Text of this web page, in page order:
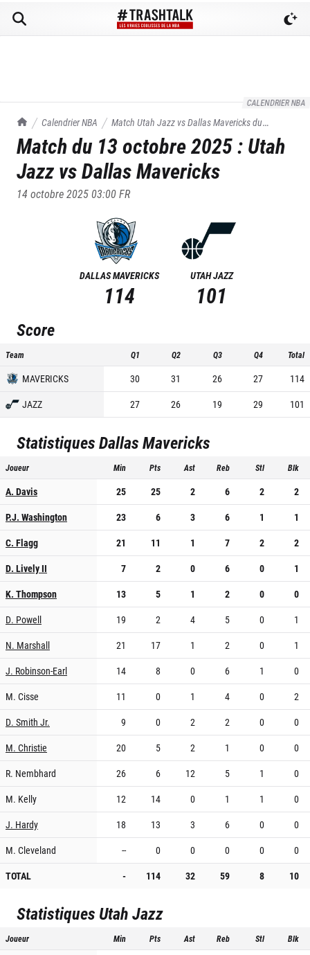
CALENDRIER NBA
TrashTalk Actu NBA
Calendrier NBA Match Utah Jazz vsDallas Mavericksdu
13/10/2025
Match du 13 octobre 2025: Utah
Jazz vsDallas Mavericks
14 octobre 2025 03:00FR
DALLAS MAVERICKS
114
UTAH JAZZ
101
Score
Team Q1 Q2 Q3 Q4 Total
MAVERICKS 30 31 26 27
114
JAZZ
27 26 19 29 101
StatistiquesDallas Mavericks
Joueur Min Pts Ast Reb Stl Blk
A. Davis 25 25 2 6 2
2
P.J. Washington
23 6 3 6 1
1
C. Flagg
21 11 1 7 2
2
D. Lively II
7 2 0 6 0
1
K. Thompson
13 5 1 2 0
0
D. Powell
19 2 4 5 0
1
N. Marshall
21 17 1 2 0
1
J. Robinson-Earl
14 8 0 6 1
0
M. Cisse
11 0 1 4 0
2
D. Smith Jr.
9 0 2 2 0
0
M. Christie
20 5 2 1 0
0
R. Nembhard
26 6 12 5 1
0
M. Kelly
12 14 0 1 1
0
J. Hardy
18 13 3 6 0
0
M. Cleveland
-- 0 0 0 0
0
TOTAL
- 114 32 59 8 10
Statistiques Utah Jazz
Joueur Min Pts Ast Reb Stl Blk